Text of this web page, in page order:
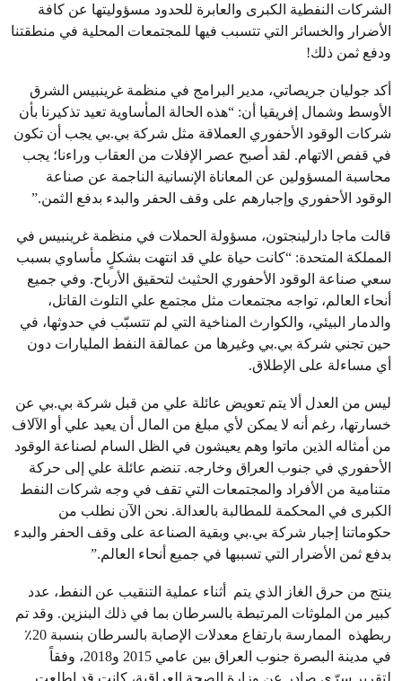
الشركات النفطية الكبرى والعابرة للحدود مسؤوليتها عن كافة
الأضرار والخسائر التي تتسبب فيها للمجتمعات المحلية في منطقتنا
ودفع ثمن ذلك!
أكد جوليان جريصاتي، مدير البرامج في منظمة غرينبيس الشرق
الأوسط وشمال إفريقيا أن: “هذه الحالة المأساوية تعيد تذكيرنا بأن
شركات الوقود الأحفوري العملاقة مثل شركة بي.بي يجب أن تكون
في قفص الاتهام. لقد أصبح عصر الإفلات من العقاب وراءنا؛ يجب
محاسبة المسؤولين عن المعاناة الإنسانية الناجمة عن صناعة
الوقود الأحفوري وإجبارهم على وقف الحفر والبدء بدفع الثمن.”
قالت ماجا دارلينجتون، مسؤولة الحملات في منظمة غرينبيس في
المملكة المتحدة: “كانت حياة علي قد انتهت بشكلٍ مأساوي بسبب
سعي صناعة الوقود الأحفوري الحثيث لتحقيق الأرباح. وفي جميع
أنحاء العالم، تواجه مجتمعات مثل مجتمع علي التلوث القاتل،
والدمار البيئي، والكوارث المناخية التي لم تتسبّب في حدوثها، في
حين تجني شركة بي.بي وغيرها من عمالقة النفط المليارات دون
أي مساءلة على الإطلاق.
ليس من العدل ألا يتم تعويض عائلة علي من قبل شركة بي.بي عن
خسارتها، رغم أنه لا يمكن لأي مبلغ من المال أن يعيد علي أو الآلاف
من أمثاله الذين ماتوا وهم يعيشون في الظل السام لصناعة الوقود
الأحفوري في جنوب العراق وخارجه. تنضم عائلة علي إلى حركة
متنامية من الأفراد والمجتمعات التي تقف في وجه شركات النفط
الكبرى في المحكمة للمطالبة بالعدالة. نحن الآن نطلب من
حكوماتنا إجبار شركة بي.بي وبقية الصناعة على وقف الحفر والبدء
بدفع ثمن الأضرار التي تسببها في جميع أنحاء العالم.”
ينتج من حرق الغاز الذي يتم أثناء عملية التنقيب عن النفط، عدد
كبير من الملوثات المرتبطة بالسرطان بما في ذلك البنزين. وقد تم
ربطهذه الممارسة بارتفاع معدلات الإصابة بالسرطان بنسبة 20٪
في مدينة البصرة جنوب العراق بين عامي 2015 و2018، وفقاً